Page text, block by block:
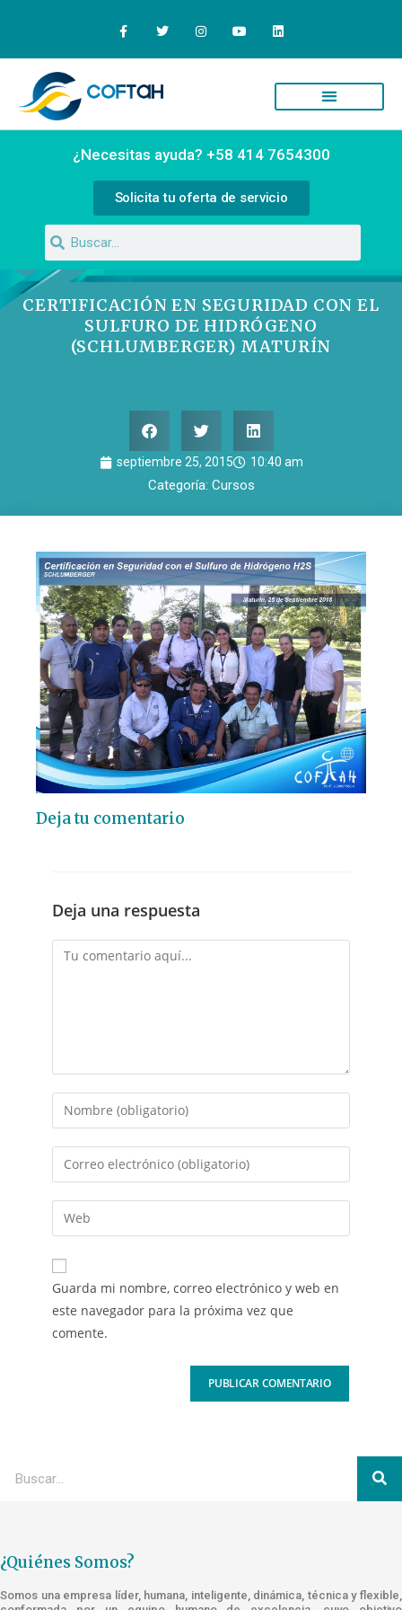
¿Necesitas ayuda? +58 414 7654300
Solicita tu oferta de servicio
CERTIFICACIÓN EN SEGURIDAD CON EL
SULFURO DE HIDRÓGENO
(SCHLUMBERGER) MATURÍN
septiembre 25, 2015 10:40 am
Categoría: Cursos
Deja tu comentario
Deja una respuesta
Guarda mi nombre, correo electrónico y web en
este navegador para la próxima vez que
comente.
¿Quiénes Somos?
Somos una empresa líder, humana, inteligente, dinámica, técnica y flexible,